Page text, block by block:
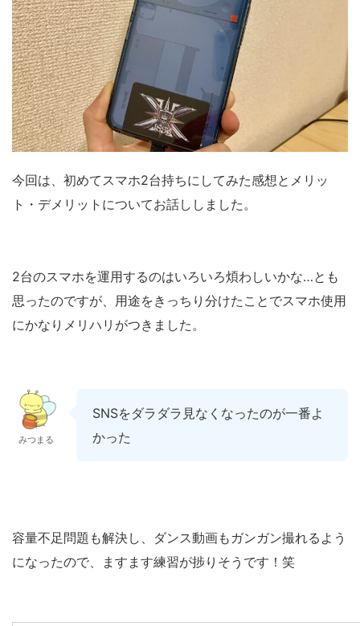
今回は、初めてスマホ2台持ちにしてみた感想とメリッ
ト・デメリットについてお話ししました。
2台のスマホを運用するのはいろいろ煩わしいかな…とも
思ったのですが、用途をきっちり分けたことでスマホ使用
にかなりメリハリがつきました。
みつまる
SNSをダラダラ見なくなったのが一番よ
かった
容量不足問題も解決し、ダンス動画もガンガン撮れるよう
になったので、ますます練習が捗りそうです！笑